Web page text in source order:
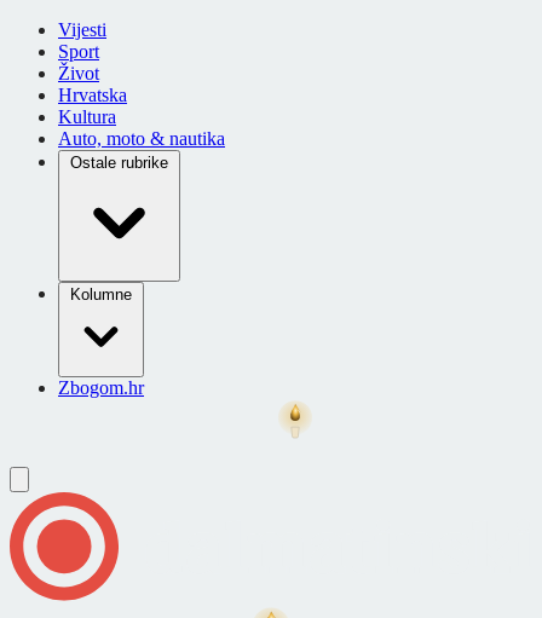
Vijesti
Sport
Život
Hrvatska
Kultura
Auto, moto & nautika
Ostale rubrike
Kolumne
Zbogom.hr